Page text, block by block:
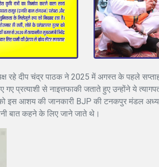
दीप चंद्र पाठक ने 2025 में अगस्त के पहले
प्रत्याशी से नाइत्तफाकी जताते हुए उन्होंने ये
इस आशय की जानकारी BJP की टनकपुर मंडल
बात कहने के लिए जाने जाते थे।